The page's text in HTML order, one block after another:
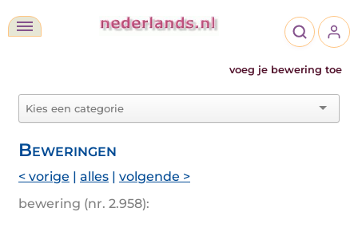
voeg je bewering toe
Beweringen
< vorige | alles | volgende >
bewering (nr. 2.958):